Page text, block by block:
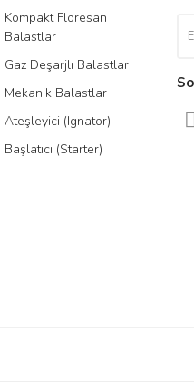
Kompakt Floresan
Balastlar
Gaz Deşarjlı Balastlar
Mekanik Balastlar
Ateşleyici (Ignator)
Başlatıcı (Starter)